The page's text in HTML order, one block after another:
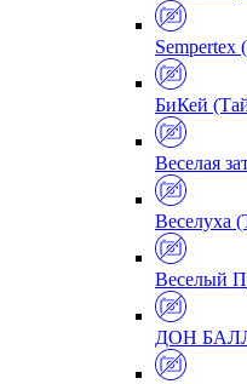
Sempertex
БиКей
Веселая
Веселуха
Веселый
ДОН